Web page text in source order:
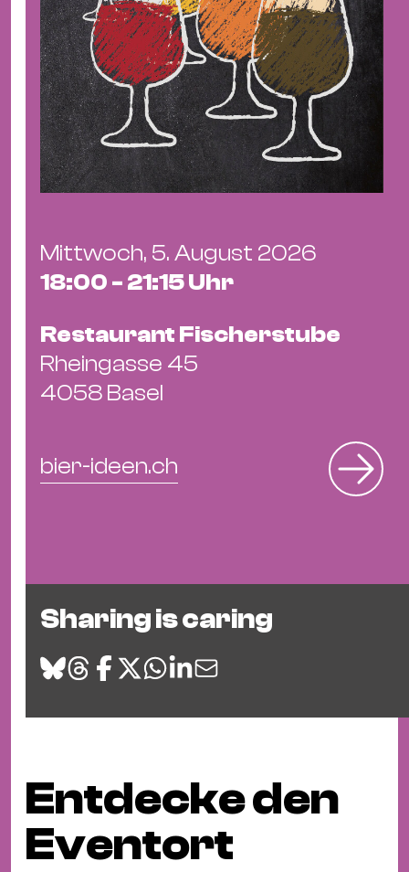
Mittwoch, 5. August 2026
18:00 - 21:15 Uhr
Restaurant Fischerstube
Rheingasse 45
4058 Basel
bier-ideen.ch
Sharing is caring
Entdecke den
Eventort